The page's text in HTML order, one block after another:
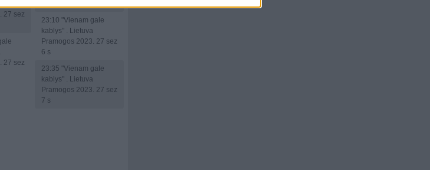
27 sez
27 sez
23:10 "Vienam gale
kablys" . Lietuva
Pramogos 2023. 27 sez
6 s
23:35 "Vienam gale
kablys" . Lietuva
Pramogos 2023. 27 sez
7 s